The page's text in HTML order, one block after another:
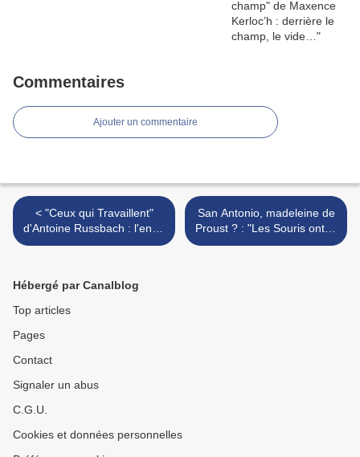
Commentaires
Ajouter un commentaire
< "Ceux qui Travaillent"
d'Antoine Russbach : l'enfer
du confort et de
San Antonio, madeleine de
Proust ? : "Les Souris ont la
Peau Tendre" (1951) >
Hébergé par Canalblog
Top articles
Pages
Contact
Signaler un abus
C.G.U.
Cookies et données personnelles